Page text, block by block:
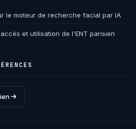
le moteur de recherche facial par IA
et utilisation de l'ENT parisien